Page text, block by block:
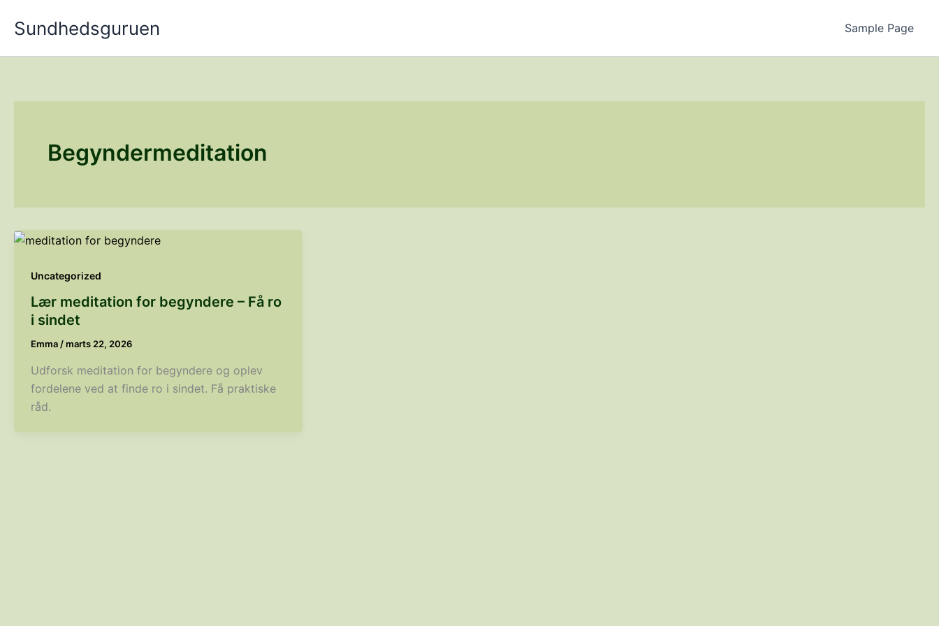
Sundhedsguruen Sample Page
Begyndermeditation
Uncategorized
Lær meditation for begyndere – Få ro
i sindet
Emma/marts 22, 2026
Udforsk meditation for begyndere og oplev
fordelene ved at finde ro i sindet. Få praktiske
råd.